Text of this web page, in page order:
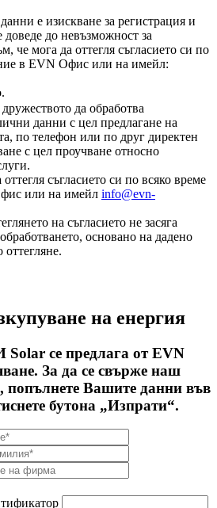
е изискване за регистрация и
до невъзможност за
че мога да оттегля съгласието си по
в EVN Офис или на имейл:
да обработва
данни с цел предлагане на
по телефон или по друг директен
с цел проучване относно
съгласието си по всяко време
или на имейл info@evn-
на съгласието не засяга
основано на дадено
оттегляне.
на енергия
се предлага от EVN
За да се свърже наш
попълнете Вашите данни във
бутона „Изпрати“.